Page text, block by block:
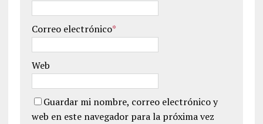
Correo electrónico*
Web
Guardar mi nombre, correo electrónico y
web en este navegador para la próxima vez